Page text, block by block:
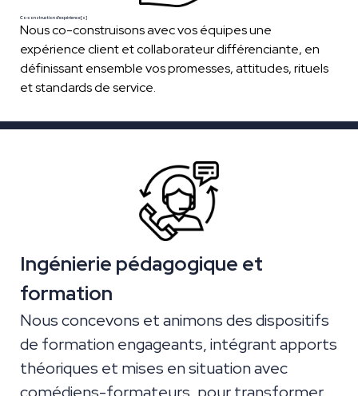
Co-construction d'expérience[s]
Nous co-construisons avec vos équipes une
expérience client et collaborateur différenciante, en
définissant ensemble vos promesses, attitudes, rituels
et standards de service.
Ingénierie pédagogique et
formation
Nous concevons et animons des dispositifs
de formation engageants, intégrant apports
théoriques et mises en situation avec